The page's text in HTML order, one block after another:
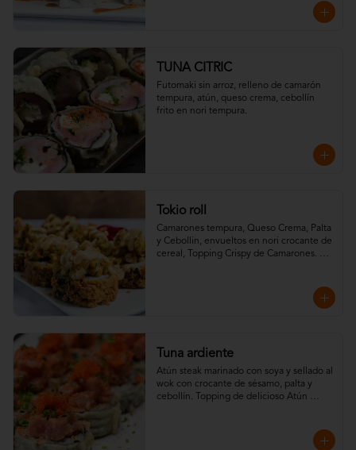
TUNA CITRIC
Futomaki sin arroz, relleno de camarón
tempura, atún, queso crema, cebollín
frito en nori tempura.
Tokio roll
Camarones tempura, Queso Crema, Palta
y Cebollin, envueltos en nori crocante de
cereal, Topping Crispy de Camarones.
Tuna ardiente
Atún steak marinado con soya y sellado al
wok con crocante de sésamo, palta y
cebollín. Topping de delicioso Atún